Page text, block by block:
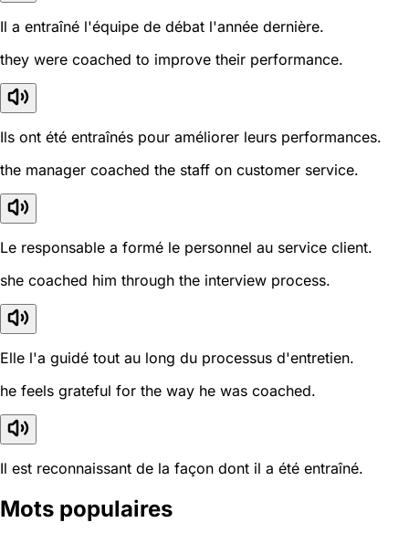
Il a entraîné l'équipe de débat l'année dernière.
they were coached to improve their performance.
Ils ont été entraînés pour améliorer leurs performances.
the manager coached the staff on customer service.
Le responsable a formé le personnel au service client.
she coached him through the interview process.
Elle l'a guidé tout au long du processus d'entretien.
he feels grateful for the way he was coached.
Il est reconnaissant de la façon dont il a été entraîné.
Mots populaires